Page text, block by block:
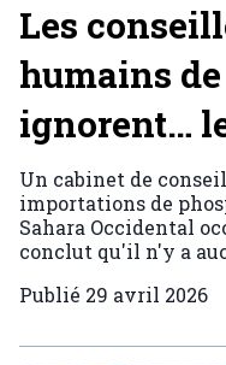
Les
humains
ignorent…
Un cabinet de
importations de
Sahara Occidental
conclut qu'il n'y a
Publié 29 avril 2026